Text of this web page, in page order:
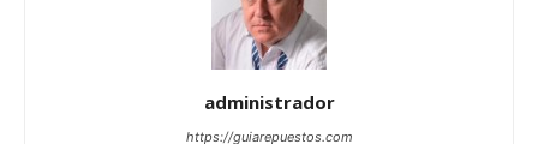
administrador
https://guiarepuestos.com